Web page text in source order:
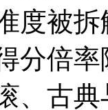
度被
分倍
、古